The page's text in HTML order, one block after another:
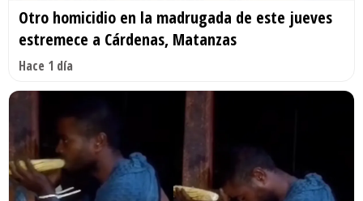
Otro homicidio en la madrugada de este jueves
estremece a Cárdenas, Matanzas
Hace 1 día